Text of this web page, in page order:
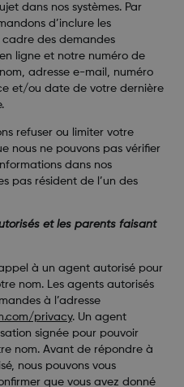
dans nos systèmes. Par
d’inclure les
cadre des demandes
ligne et notre numéro de
adresse e-mail, numéro
et/ou date de votre dernière
refuser ou limiter votre
nous ne pouvons pas vérifier
dans nos
pas résident de l’un des
et les parents faisant
à un agent autorisé pour
nom. Les agents autorisés
à l’adresse
privacy. Un agent
signée pour pouvoir
nom. Avant de répondre à
nous pouvons vous
que vous avez donné